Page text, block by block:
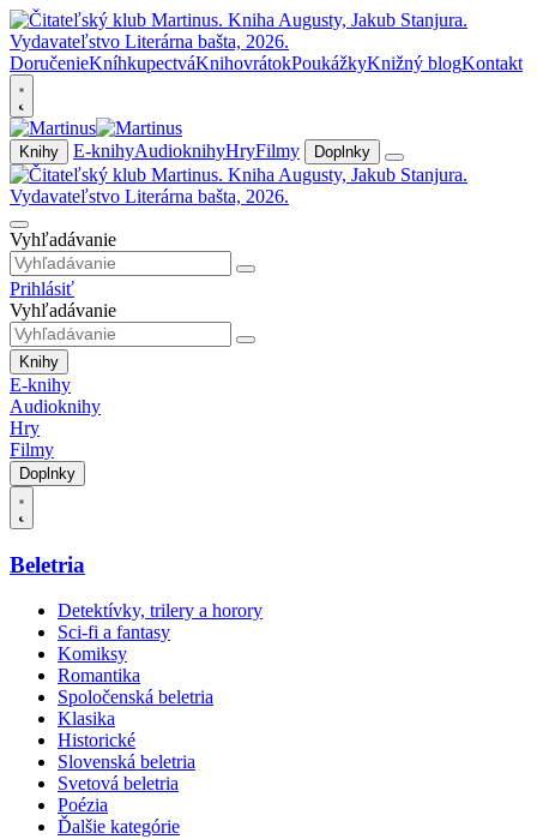
DoručenieKníhkupectváKnihovrátokPoukážkyKnižný blogKontakt
Knihy E-knihyAudioknihyHryFilmy Doplnky
Vyhľadávanie
Prihlásiť
Vyhľadávanie
Knihy
E-knihy
Audioknihy
Hry
Filmy
Doplnky
Beletria
Detektívky, trilery a horory
Sci-fi a fantasy
Komiksy
Romantika
Spoločenská beletria
Klasika
Historické
Slovenská beletria
Svetová beletria
Poézia
Ďalšie kategórie